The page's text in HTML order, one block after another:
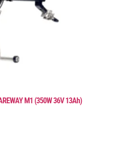
M1 (350W 36V 13Ah)